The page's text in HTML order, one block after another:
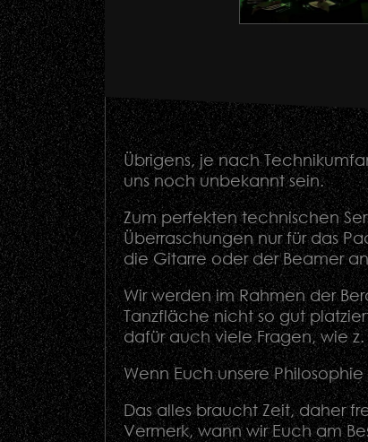
Übrigens, je nach
uns noch unbekannt sein.
Zum perfekten technischen
Überraschungen nur für das
die Gitarre oder der Beamer
Wir werden im Rahmen der
Tanzfläche nicht so gut
dafür auch viele Fragen, wie
Wenn Euch unsere
Das alles braucht Zeit, daher
Vermerk, wann wir Euch am